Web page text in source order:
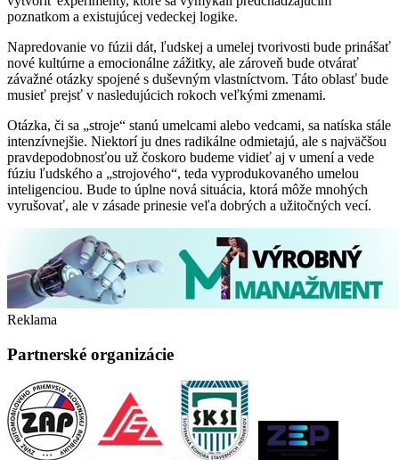
poznatkom a existujúcej vedeckej logike.
Napredovanie vo fúzii dát, ľudskej a umelej tvorivosti bude prinášať
nové kultúrne a emocionálne zážitky, ale zároveň bude otvárať
závažné otázky spojené s duševným vlastníctvom. Táto oblasť bude
musieť prejsť v nasledujúcich rokoch veľkými zmenami.
Otázka, či sa „stroje“ stanú umelcami alebo vedcami, sa natíska stále
intenzívnejšie. Niektorí ju dnes radikálne odmietajú, ale s najväčšou
pravdepodobnosťou už čoskoro budeme vidieť aj v umení a vede
fúziu ľudského a „strojového“, teda vyprodukovaného umelou
inteligenciou. Bude to úplne nová situácia, ktorá môže mnohých
vyrušovať, ale v zásade prinesie veľa dobrých a užitočných vecí.
Reklama
Partnerské organizácie